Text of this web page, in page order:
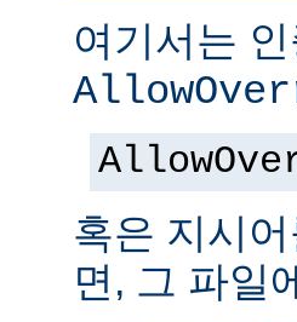
여기서는
혹은 지시
면, 그 파일